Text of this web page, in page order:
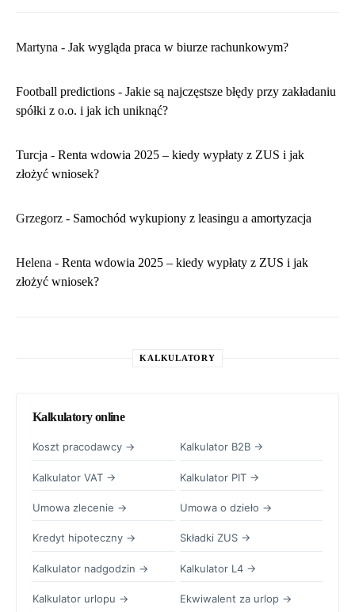
Martyna - ​Jak wygląda praca w biurze rachunkowym?
Football predictions - Jakie są najczęstsze błędy przy zakładaniu
spółki z o.o. i jak ich uniknąć?
Turcja - Renta wdowia 2025 – kiedy wypłaty z ZUS i jak
złożyć wniosek?
Grzegorz - Samochód wykupiony z leasingu a amortyzacja
Helena - Renta wdowia 2025 – kiedy wypłaty z ZUS i jak
złożyć wniosek?
KALKULATORY
Kalkulatory online
Koszt pracodawcy → Kalkulator B2B →
Kalkulator VAT → Kalkulator PIT →
Umowa zlecenie → Umowa o dzieło →
Kredyt hipoteczny → Składki ZUS →
Kalkulator nadgodzin → Kalkulator L4 →
Kalkulator urlopu → Ekwiwalent za urlop →